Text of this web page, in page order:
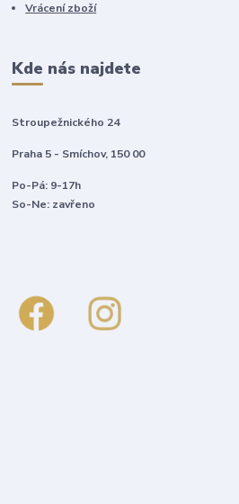
Vrácení zboží
Kde nás najdete
Stroupežnického 24
Praha 5 - Smíchov, 150 00
Po-Pá: 9-17h
So-Ne: zavřeno